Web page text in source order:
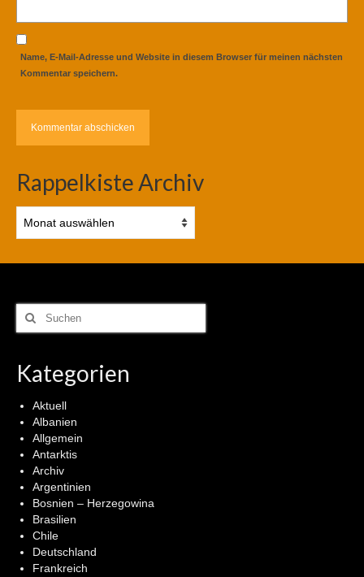
Name, E-Mail-Adresse und Website in diesem Browser für meinen nächsten
Kommentar speichern.
Rappelkiste Archiv
Archiv
Suchen
nach:
Kategorien
Aktuell
Albanien
Allgemein
Antarktis
Archiv
Argentinien
Bosnien – Herzegowina
Brasilien
Chile
Deutschland
Frankreich